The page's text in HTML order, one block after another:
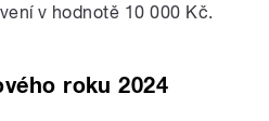
v hodnotě 10 000 Kč.
roku 2024